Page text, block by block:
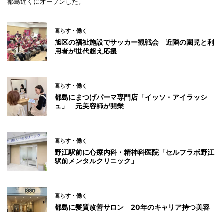
暮らす・働く
旭区の福祉施設でサッカー観戦会 近隣の園児と利
用者が世代超え応援
暮らす・働く
都島にまつげパーマ専門店「イッソ・アイラッシ
ュ」 元美容師が開業
暮らす・働く
野江駅前に心療内科・精神科医院「セルフラボ野江
駅前メンタルクリニック」
暮らす・働く
都島に髪質改善サロン 20年のキャリア持つ美容